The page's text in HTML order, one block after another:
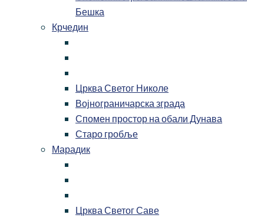
Бешка
Крчедин
Црква Светог Николе
Војнограничарска зграда
Спомен простор на обали Дунава
Старо гробље
Марадик
Црква Светог Саве